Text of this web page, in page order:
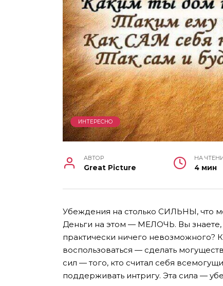
ИНТЕРЕСНО
АВТОР
Great Picture
НА
4 мин
Убеждения на столько СИЛЬНЫ,
Деньги на этом — МЕЛОЧЬ. Вы знаете,
практически ничего невозможного?
воспользоваться — сделать
сил — того, кто считал себя
поддерживать интригу. Эта сила —